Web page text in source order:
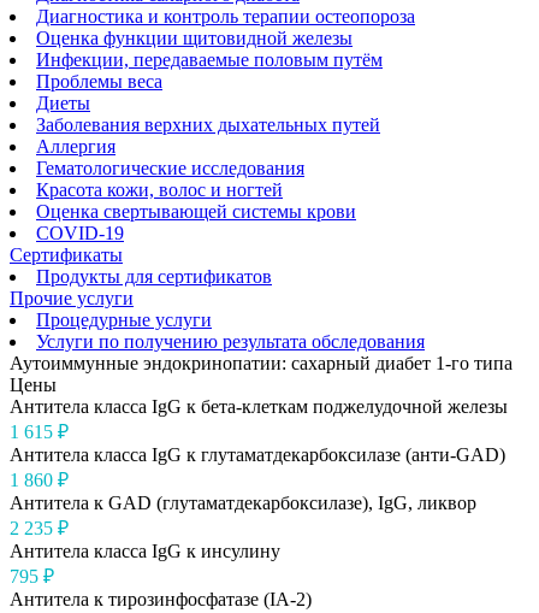
Диагностика и контроль терапии остеопороза
Оценка функции щитовидной железы
Инфекции, передаваемые половым путём
Проблемы веса
Диеты
Заболевания верхних дыхательных путей
Аллергия
Гематологические исследования
Красота кожи, волос и ногтей
Оценка свертывающей системы крови
COVID-19
Сертификаты
Продукты для сертификатов
Прочие услуги
Процедурные услуги
Услуги по получению результата обследования
Аутоиммунные эндокринопатии: сахарный диабет 1-го типа
Цены
Антитела класса IgG к бета-клеткам поджелудочной железы
1 615 ₽
Антитела класса IgG к глутаматдекарбоксилазе (анти-GAD)
1 860 ₽
Антитела к GAD (глутаматдекарбоксилазе), IgG, ликвор
2 235 ₽
Антитела класса IgG к инсулину
795 ₽
Антитела к тирозинфосфатазе (IA-2)